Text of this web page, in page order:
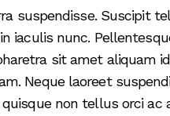
suspendisse. Suscipit
iaculis nunc.
sit amet aliquam
Neque laoreet
non tellus orci ac